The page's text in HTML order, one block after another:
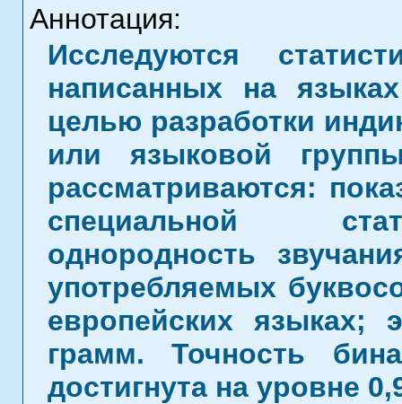
Аннотация:
Исследуются
написанных на
целью разработки
или языковой
рассматриваются:
специальной
однородность
употребляемых
европейских языках;
грамм. Точность
достигнута на уровне